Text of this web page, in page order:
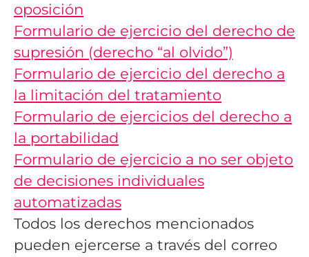
oposición
Formulario de ejercicio del derecho de
supresión (derecho “al olvido”)
Formulario de ejercicio del derecho a
la limitación del tratamiento
Formulario de ejercicios del derecho a
la portabilidad
Formulario de ejercicio a no ser objeto
de decisiones individuales
automatizadas
Todos los derechos mencionados
pueden ejercerse a través del correo